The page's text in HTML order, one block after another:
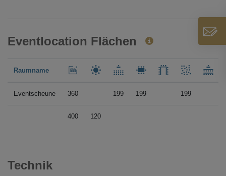
Eventlocation Flächen
Raumname
Eventscheune 360 199 199 199
400 120
Technik